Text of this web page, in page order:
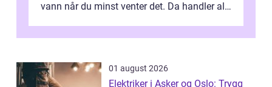
vann når du minst venter det. Da handler alt
01 august 2026
Elektriker i Asker og Oslo: Trygg